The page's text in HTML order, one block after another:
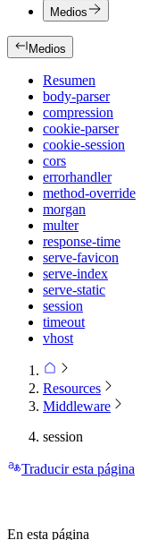
Medios
Medios
Resumen
body-parser
compression
cookie-parser
cookie-session
cors
errorhandler
method-override
morgan
multer
response-time
serve-favicon
serve-index
serve-static
session
timeout
vhost
Resources
Middleware
session
Traducir esta página
En esta página